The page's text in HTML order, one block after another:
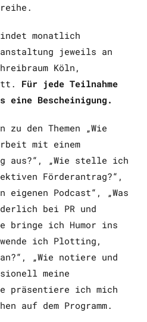
monatlich
jeweils an
Köln,
Für jede Teilnahme
eine Bescheinigung.
zu den Themen „Wie
mit einem
aus?“, „Wie stelle ich
Förderantrag?“,
eigenen Podcast“, „Was
bei PR und
bringe ich Humor ins
ich Plotting,
„Wie notiere und
meine
präsentiere ich mich
auf dem Programm.